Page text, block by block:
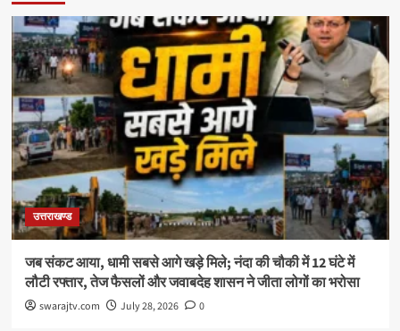
उत्तराखण्ड
जब संकट आया, धामी सबसे आगे खड़े मिले; नंदा की चौकी में 12 घंटे में
लौटी रफ्तार, तेज फैसलों और जवाबदेह शासन ने जीता लोगों का भरोसा
swarajtv.com July 28, 2026 0